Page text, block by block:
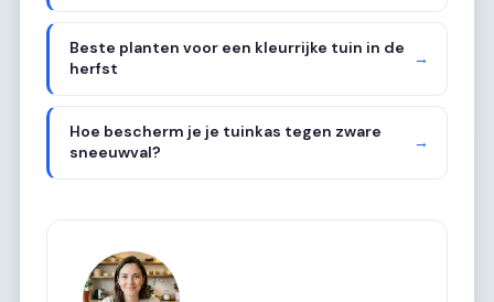
Beste planten voor een kleurrijke tuin in de
herfst
→
Hoe bescherm je je tuinkas tegen zware
sneeuwval?
→